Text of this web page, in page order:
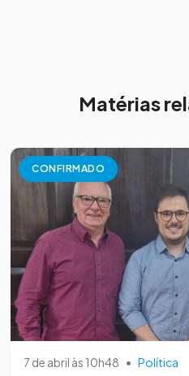
Matérias
CONFIRMADO
7 de abril às 10h48 • Política